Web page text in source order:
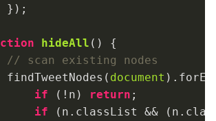
});
hideAll ( ) {
// scan existing nodes
findTweetNodes(
document
if (!n) return ;
if (n.classList &&